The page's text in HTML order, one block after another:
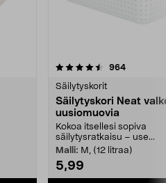
964arvostelut
Säilytyskorit
Säilytyskori Neat
uusiomuovia
Kokoa itsellesi sopiva
säilytysratkaisu – use...
Malli: M, (12 litraa)
5,99
4.5viidestä